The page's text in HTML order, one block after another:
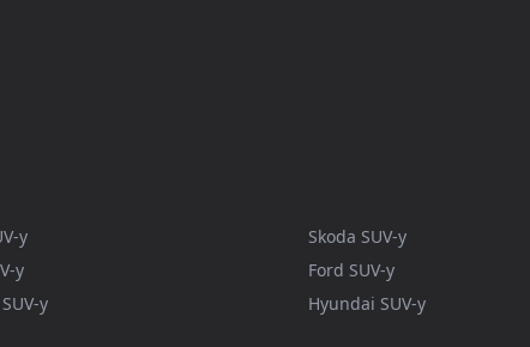
y Skoda SUV-y
y Ford SUV-y
y Hyundai SUV-y